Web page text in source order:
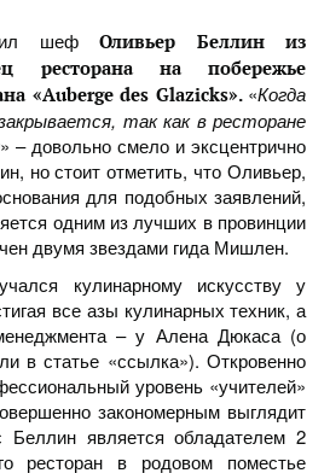
шефОливьер Беллин из
ресторана на побережье
«Auberge des Glazicks». «Когда
так как в ресторане
» – довольно смело и эксцентрично
но стоит отметить, что Оливьер,
для подобных заявлений,
одним из лучших в провинции
двумя звездами гида Мишлен.
кулинарному искусству у
все азы кулинарных техник, а
– у Алена Дюкаса (о
в статье «ссылка»). Откровенно
уровень «учителей»
закономерным выглядит
Беллин является обладателем 2
ресторан в родовом поместье